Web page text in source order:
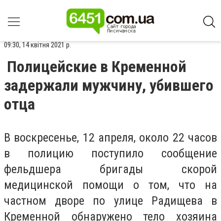
09:30, 14 квітня 2021 р.
Полицейские в Кременной
задержали мужчину, убившего
отца
В воскресенье, 12 апреля, около 22 часов
в полицию поступило сообщение
фельдшера бригады скорой
медицинской помощи о том, что на
частном дворе по улице Радищева в
Кременной обнаружено тело хозяина